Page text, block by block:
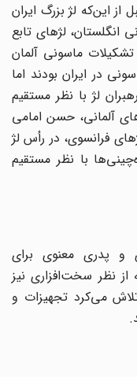
این‌که لژ بزرگ ایران
لژهای تابع
ماسونی آلمان
در ایران بودند اما
لژ با نظر مستقیم
آلمانی، حسن امامی
فرانسوی، در رأس لژ
با نظر مستقیم
پدری معنوی برای
نظر سخت‌افزاری نیز
می‌کرد تجهیزات و